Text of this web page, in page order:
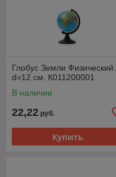
Глобус Земли Физический.
d=12 см. К011200001
В наличии
22,22 руб.
Купить